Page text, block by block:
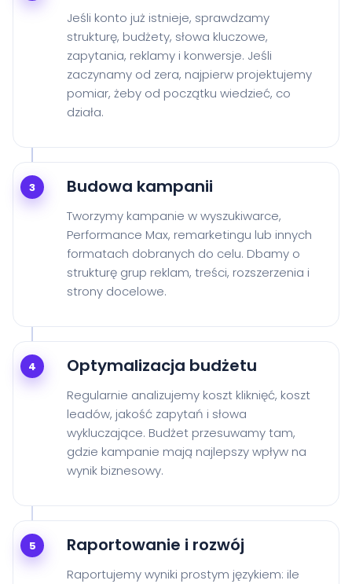
Jeśli konto już istnieje, sprawdzamy
strukturę, budżety, słowa kluczowe,
zapytania, reklamy i konwersje. Jeśli
zaczynamy od zera, najpierw projektujemy
pomiar, żeby od początku wiedzieć, co
działa.
3 Budowa kampanii
Tworzymy kampanie w wyszukiwarce,
Performance Max, remarketingu lub innych
formatach dobranych do celu. Dbamy o
strukturę grup reklam, treści, rozszerzenia i
strony docelowe.
4 Optymalizacja budżetu
Regularnie analizujemy koszt kliknięć, koszt
leadów, jakość zapytań i słowa
wykluczające. Budżet przesuwamy tam,
gdzie kampanie mają najlepszy wpływ na
wynik biznesowy.
5 Raportowanie i rozwój
Raportujemy wyniki prostym językiem: ile